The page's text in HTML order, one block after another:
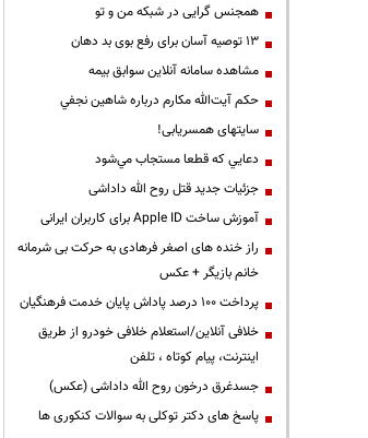
همجنس گرایی در شبکه من و تو
13 توصیه آسان برای رفع بوی بد دهان
مشاهده سامانه آنلاين سوابق بیمه
حكم آيت‌الله مكارم درباره شاهين نجفي
سایتهای همسریابی!
دعايي كه قطعا مستجاب مي‌شود
جزئیات جدید قتل روح الله داداشی
آموزش ساخت Apple ID برای کاربران ایرانی
راز خنده های اصغر فرهادی به حرکت بی شرمانه
خانم بازیگر + عکس
پرداخت ۱۰۰ درصد پاداش پایان خدمت فرهنگیان
خلافی آنلاین/استعلام خلافی خودرو از طریق
اینترنت، پیام کوتاه ، تلفن
جسدغرق درخون روح الله داداشی (عکس)
پاسخ های دکتر توکلی به سوالات کنکوری ها